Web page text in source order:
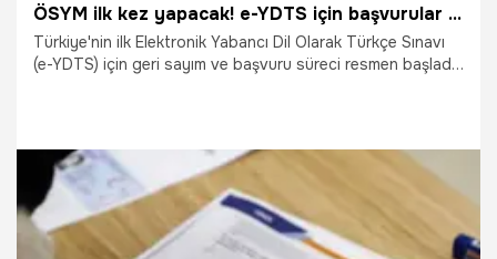
ÖSYM ilk kez yapacak! e-YDTS için başvurular başladı! Sınav Adana dahil 4 ilde yapılacak
Türkiye'nin ilk Elektronik Yabancı Dil Olarak Türkçe Sınavı
(e-YDTS) için geri sayım ve başvuru süreci resmen başladı.
16.04.2026 Adana